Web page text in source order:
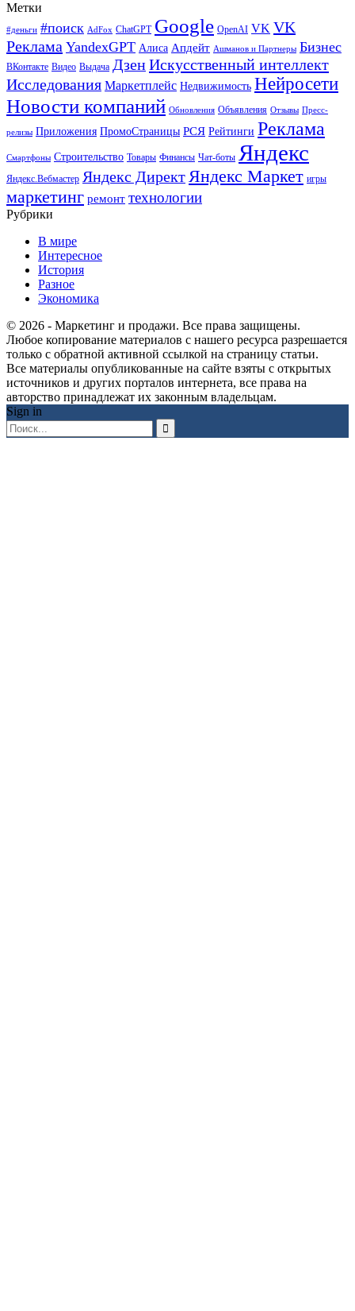
Метки
#деньги #поиск AdFox ChatGPT Google OpenAI VK VK
Реклама YandexGPT Алиса Апдейт Ашманов и Партнеры Бизнес
ВКонтакте Видео Выдача ДзенИскусственный интеллект
Исследования Маркетплейс Недвижимость Нейросети
Новости компаний Обновления Объявления Отзывы Пресс-
релизы Приложения ПромоСтраницы РСЯ Рейтинги Реклама
Смартфоны Строительство Товары Финансы Чат-боты Яндекс
Яндекс.Вебмастер Яндекс Директ Яндекс Маркет игры
маркетинг ремонт технологии
Рубрики
В мире
Интересное
История
Разное
Экономика
© 2026 - Маркетинг и продажи. Все права защищены.
Любое копирование материалов с нашего ресурса разрешается
только с обратной активной ссылкой на страницу статьи.
Все материалы опубликованные на сайте взяты с открытых
источников и других порталов интернета, все права на
авторство принадлежат их законным владельцам.
Sign in